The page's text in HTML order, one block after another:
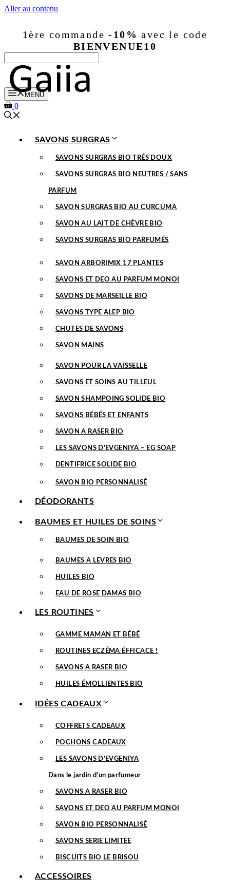
Aller au contenu
1ère commande-10% avec le code
BIENVENUE10
MENU
0
SAVONS SURGRAS
SAVONS SURGRAS BIO TRÉS DOUX
SAVONS SURGRAS BIO NEUTRES / SANS
PARFUM
SAVON SURGRAS BIO AU CURCUMA
SAVON AU LAIT DE CHÈVRE BIO
SAVONS SURGRAS BIO PARFUMÉS
SAVON ARBORIMIX 17 PLANTES
SAVONS ET DEO AU PARFUM MONOI
SAVONS DE MARSEILLE BIO
SAVONS TYPE ALEP BIO
CHUTES DE SAVONS
SAVON MAINS
SAVON POUR LA VAISSELLE
SAVONS ET SOINS AU TILLEUL
SAVON SHAMPOING SOLIDE BIO
SAVONS BÉBÉS ET ENFANTS
SAVON A RASER BIO
LES SAVONS D’EVGENIYA – EG SOAP
DENTIFRICE SOLIDE BIO
SAVON BIO PERSONNALISÉ
DÉODORANTS
BAUMES ET HUILES DE SOINS
BAUMES DE SOIN BIO
BAUMES A LEVRES BIO
HUILES BIO
EAU DE ROSE DAMAS BIO
LES ROUTINES
GAMME MAMAN ET BÉBÉ
ROUTINES ECZÉMA ÉFFICACE !
SAVONS A RASER BIO
HUILES ÉMOLLIENTES BIO
IDÉES CADEAUX
COFFRETS CADEAUX
POCHONS CADEAUX
LES SAVONS D’EVGENIYA
Dans le jardin d’un parfumeur
SAVONS A RASER BIO
SAVONS ET DEO AU PARFUM MONOI
SAVON BIO PERSONNALISÉ
SAVONS SERIE LIMITEE
BISCUITS BIO LE BRISOU
ACCESSOIRES